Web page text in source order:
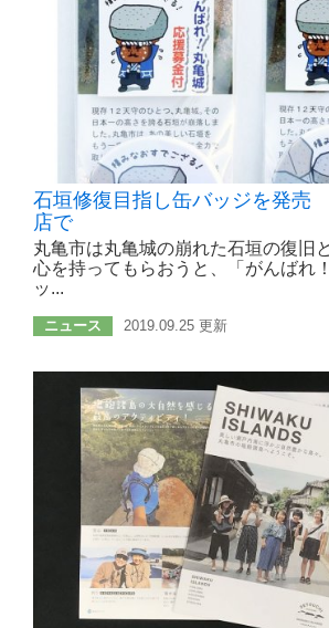
石垣修復目指し缶バッジを発売
店で
丸亀市は丸亀城の崩れた石垣の復旧
心を持ってもらおうと、「がんばれ
ッ...
ニュース 2019.09.25 更新